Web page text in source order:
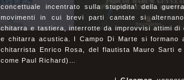
concettuale incentrato sulla stupidita’ della
movimenti in cui brevi parti cantate si
chitarra e tastiera, interrotte da improvvisi attimi di
e chitarra acustica. I Campo Di Marte si formano
chitarrista Enrico Rosa, del flautista Mauro Sarti
come Paul Richard)…